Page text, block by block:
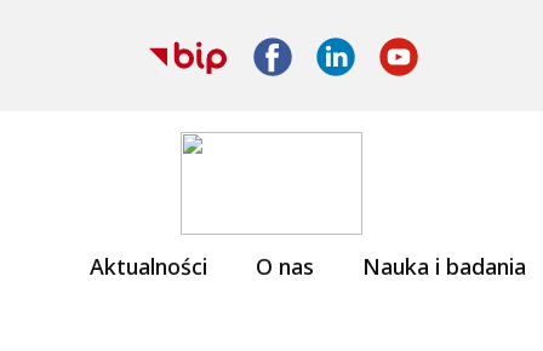
Aktualności O nas Nauka i badania